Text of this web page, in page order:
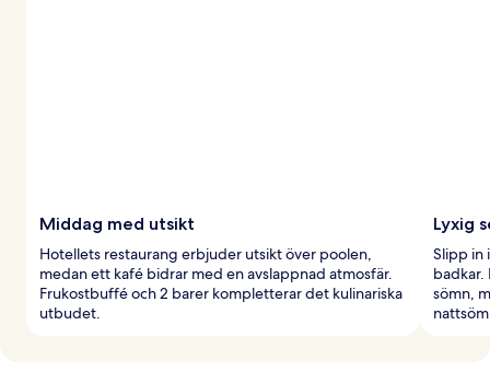
Middag med utsikt
Hotellets restaurang erbjuder utsikt över poolen,
medan ett kafé bidrar med en avslappnad atmosfär.
Frukostbuffé och 2 barer kompletterar det kulinariska
utbudet.
Lyxig
Slipp in
sömn,